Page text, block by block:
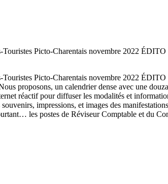
Picto-Charentais novembre 2022 ÉDITO
Picto-Charentais novembre 2022 ÉDITO
proposons, un calendrier dense avec une
réactif pour diffuser les modalités et
impressions, et images des
les postes de Réviseur Comptable et du